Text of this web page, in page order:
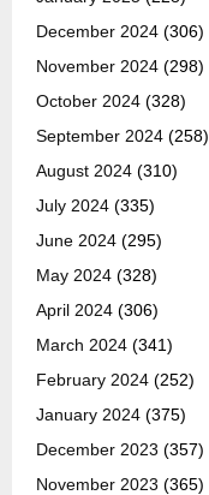
December 2024 (306)
November 2024 (298)
October 2024 (328)
September 2024 (258)
August 2024 (310)
July 2024 (335)
June 2024 (295)
May 2024 (328)
April 2024 (306)
March 2024 (341)
February 2024 (252)
January 2024 (375)
December 2023 (357)
November 2023 (365)